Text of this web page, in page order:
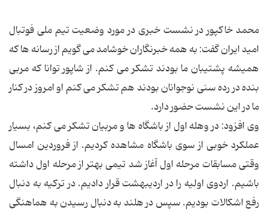
محمد خاکپور در نشست خبری در مورد وضعیت تیم ملی فوتبال
امید ایران گفت: به همه خبرنگاران خوشامد می گویم از رسانه ها که
همیشه پشتیبان ما بودند تشکر می کنم. از شاپور توانا که مربی
بنده در رده سنی نوجوانان بودند هم تشکر می کنم او امروز در کنار
ما در این نشست حضور دارد.
وی افزود: در وهله اول از باشگاه ها و مربیان تشکر می کنم، بسیار
عملکرد خوبی از سوی باشگاه مشاهده کردیم. از فروردین امسال
وقتی مسابقات مرحله اول آغاز شد تیمی بهتر از مرحله اول داشته
باشیم. اردوی اولیه را در اردیبهشت قرار دادیم. در ترکیه به دنبال
رفع اشکالات بودیم. سپس در هلند به دنبال رسیدن به هماهنگی